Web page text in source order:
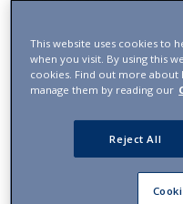
Italiana), che dello IOR,
Svizzera italiana.
Un riconoscimento
dall’AACR anche per le
soprattutto in Centro
AMCA (Associazione
This website uses cookies to
when you visit. By using this
cookies. Find out more about
manage them by reading our
Reject All